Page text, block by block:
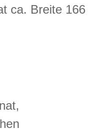
ca. Breite 166